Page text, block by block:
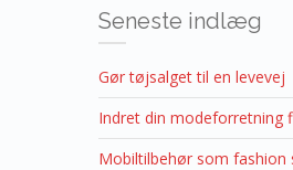
Seneste indlæg
Gør tøjsalget til en levevej
Indret din modeforretning
Mobiltilbehør som fashion